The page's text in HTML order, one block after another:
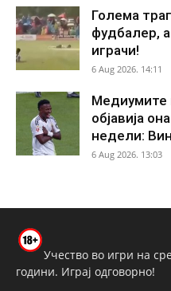
Голема
фудбалер,
играчи!
6 Aug 2026. 14:11
Медиумите
објавија
недели:
6 Aug 2026. 13:03
Учество во игри на
години. Играј одговорно!